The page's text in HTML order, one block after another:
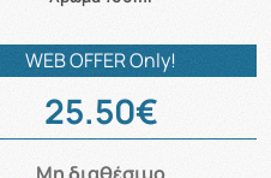
WEB OFFER Only!
25.50€